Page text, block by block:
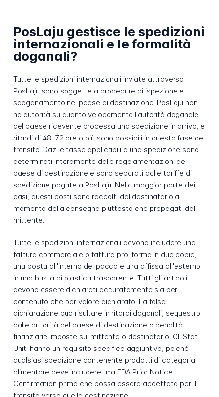
PosLaju gestisce le spedizioni
internazionali e le formalità
doganali?
Tutte le spedizioni internazionali inviate attraverso
PosLaju sono soggette a procedure di ispezione e
sdoganamento nel paese di destinazione. PosLaju non
ha autorità su quanto velocemente l'autorità doganale
del paese ricevente processa una spedizione in arrivo, e
ritardi di 48-72 ore o più sono possibili in questa fase del
transito. Dazi e tasse applicabili a una spedizione sono
determinati interamente dalle regolamentazioni del
paese di destinazione e sono separati dalle tariffe di
spedizione pagate a PosLaju. Nella maggior parte dei
casi, questi costi sono raccolti dal destinatario al
momento della consegna piuttosto che prepagati dal
mittente.
Tutte le spedizioni internazionali devono includere una
fattura commerciale o fattura pro-forma in due copie,
una posta all'interno del pacco e una affissa all'esterno
in una busta di plastica trasparente. Tutti gli articoli
devono essere dichiarati accuratamente sia per
contenuto che per valore dichiarato. La falsa
dichiarazione può risultare in ritardi doganali, sequestro
dalle autorità del paese di destinazione o penalità
finanziarie imposte sul mittente o destinatario. Gli Stati
Uniti hanno un requisito specifico aggiuntivo, poiché
qualsiasi spedizione contenente prodotti di categoria
alimentare deve includere una FDA Prior Notice
Confirmation prima che possa essere accettata per il